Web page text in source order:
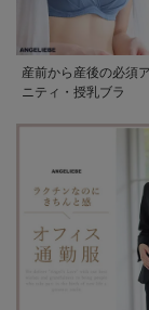
産前から産後の必須
ニティ・授乳ブラ